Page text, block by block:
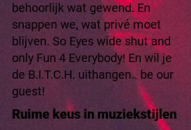
behoorlijk wat gewend. En
snappen we, wat privé moet
blijven. So Eyes wide shut and
only Fun 4 Everybody! En wil je
de B.I.T.C.H. uithangen.. be our
guest!
Ruime keus in muziekstijlen